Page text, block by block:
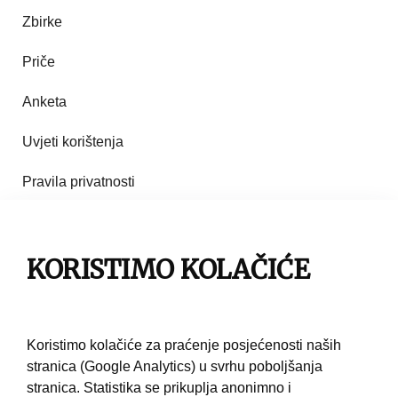
Zbirke
Priče
Anketa
Uvjeti korištenja
Pravila privatnosti
Pravila korištenja
KORISTIMO KOLAČIĆE
Koristimo kolačiće za praćenje posjećenosti naših
stranica (Google Analytics) u svrhu poboljšanja
stranica. Statistika se prikuplja anonimno i